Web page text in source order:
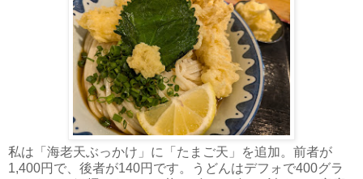
私は「海老天ぶっかけ」に「たまご天」を追加。前者が
1,400円で、後者が140円です。うどんはデフォで400グラ